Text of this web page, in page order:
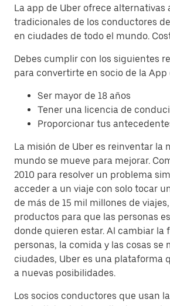
La app de Uber ofrece alternativas
tradicionales de los conductores
en ciudades de todo el mundo.
Debes cumplir con los siguientes
para convertirte en socio de la App
Ser mayor de 18 años
Tener una licencia de
Proporcionar tus
La misión de Uber es reinventar la
mundo se mueve para mejorar.
2010 para resolver un problema
acceder a un viaje con solo tocar
de más de 15 mil millones de
productos para que las personas
donde quieren estar. Al cambiar la
personas, la comida y las cosas se
ciudades, Uber es una plataforma
a nuevas posibilidades.
Los socios conductores que usan